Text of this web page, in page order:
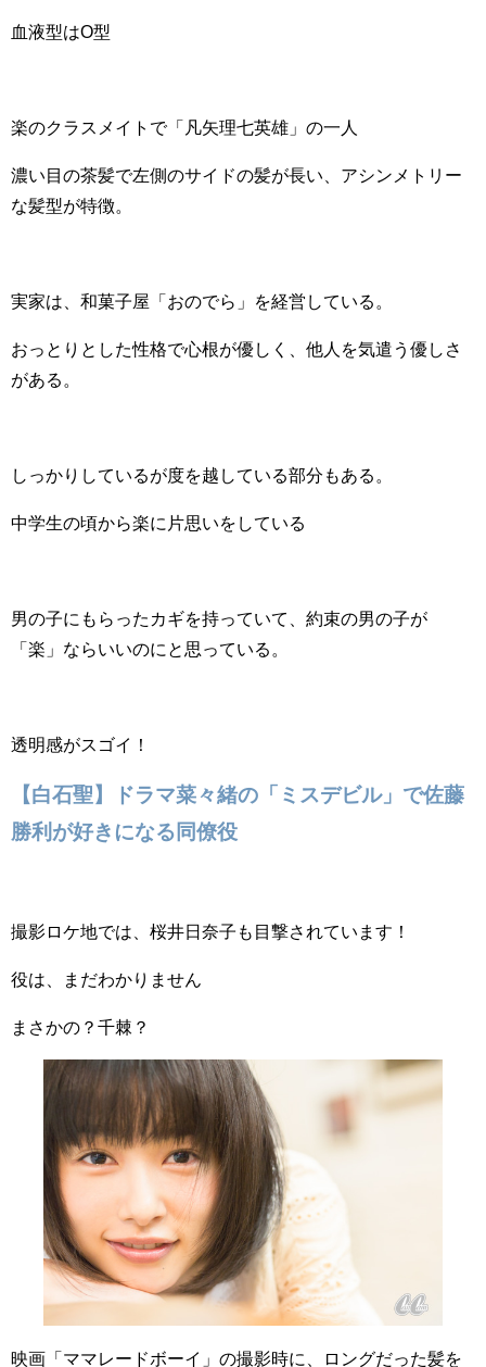
血液型はO型
楽のクラスメイトで「凡矢理七英雄」の一人
濃い目の茶髪で左側のサイドの髪が長い、アシンメトリー
な髪型が特徴。
実家は、和菓子屋「おのでら」を経営している。
おっとりとした性格で心根が優しく、他人を気遣う優しさ
がある。
しっかりしているが度を越している部分もある。
中学生の頃から楽に片思いをしている
男の子にもらったカギを持っていて、約束の男の子が
「楽」ならいいのにと思っている。
透明感がスゴイ！
【白石聖】ドラマ菜々緒の「ミスデビル」で佐藤
勝利が好きになる同僚役
撮影ロケ地では、桜井日奈子も目撃されています！
役は、まだわかりません
まさかの？千棘？
映画「ママレードボーイ」の撮影時に、ロングだった髪を